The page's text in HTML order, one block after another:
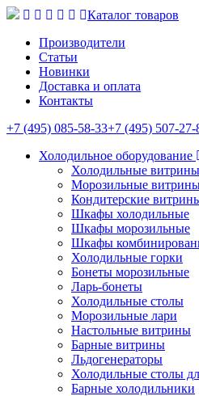
Каталог товаров
Производители
Статьи
Новинки
Доставка и оплата
Контакты
+7 (495) 085-58-33+7 (495) 507-27-
Холодильное оборудование
Холодильные витрины
Морозильные
Кондитерские
Шкафы холодильные
Шкафы морозильные
Шкафы
Холодильные горки
Бонеты морозильные
Ларь-бонеты
Холодильные столы
Морозильные лари
Настольные витрины
Барные витрины
Льдогенераторы
Холодильные столы
Барные холодильники